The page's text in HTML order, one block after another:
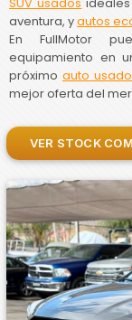
aventura, yautos
En FullMotor
equipamiento en
próximoauto
mejor oferta del
VER STOCK